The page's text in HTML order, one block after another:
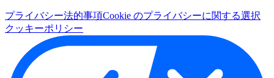
プライバシー法的事項Cookie のプライバシーに関する選択
クッキーポリシー